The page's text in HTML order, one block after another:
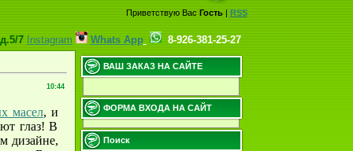
Приветствую Вас Гость|RSS
7 Instagram Whats App 8-926-381-25-27
10:44
масел, и
глаз! В
дизайне,
ВАШ ЗАКАЗ НА САЙТЕ
ФОРМА ВХОДА НА САЙТ
Поиск